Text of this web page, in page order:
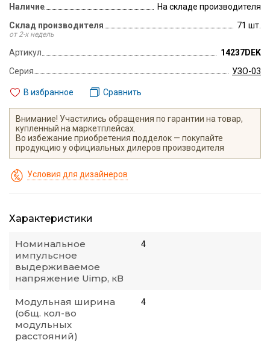
Наличие
На складе производителя
Склад производителя
от 2-х недель
71 шт.
Артикул
14237DEK
Серия
УЗО-03
В избранное Сравнить
Внимание! Участились обращения по гарантии на товар,
купленный на маркетплейсах.
Во избежание приобретения подделок — покупайте
продукцию у официальных дилеров производителя
Условия для дизайнеров
Характеристики
Номинальное
импульсное
выдерживаемое
напряжение Uimp, кВ
4
Модульная ширина
(общ. кол-во
модульных
расстояний)
4